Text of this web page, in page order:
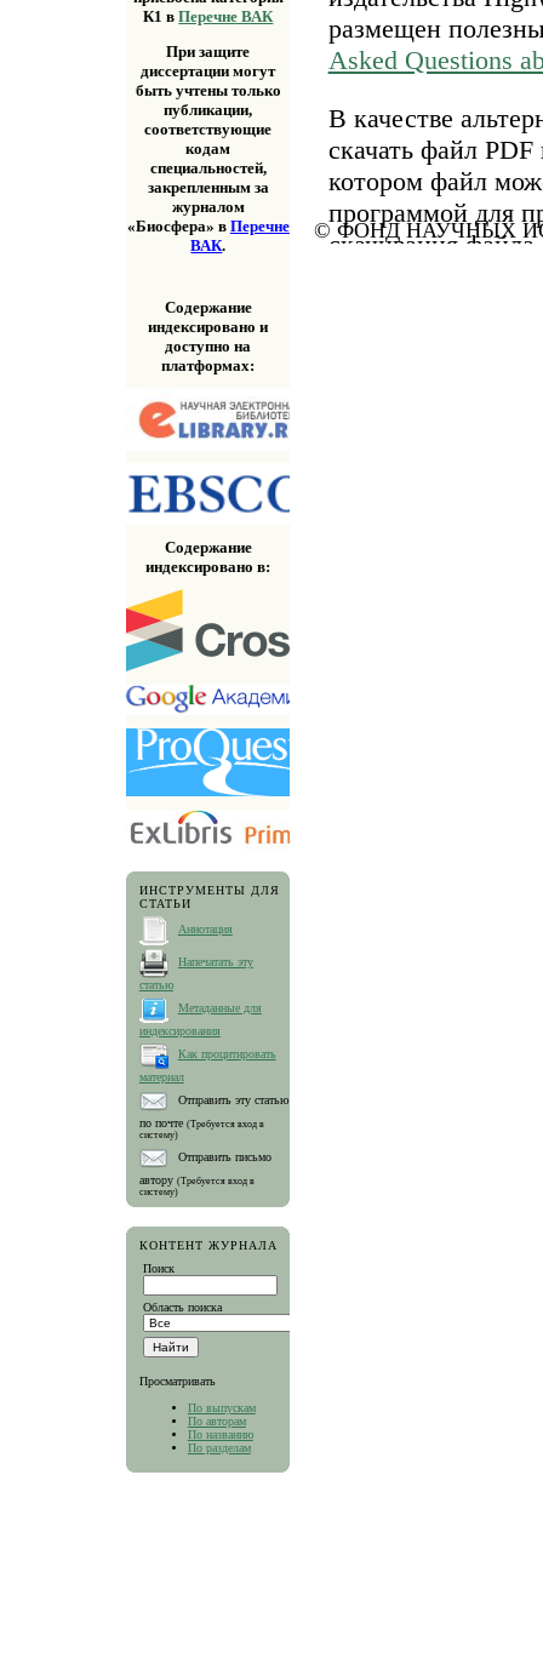
К1 вПеречне ВАК
При защите
диссертации могут
быть учтены только
публикации,
соответствующие
кодам
специальностей,
закрепленным за
журналом
«Биосфера» в Перечне
ВАК.
Содержание
индексировано и
доступно на
платформах:
Содержание
индексировано в:
ИНСТРУМЕНТЫ ДЛЯ
СТАТЬИ
Аннотация
Напечатать эту
статью
Метаданные для
индексирования
Как процитировать
материал
Отправить эту статью
по почте (Требуется вход в
систему)
Отправить письмо
автору (Требуется вход в
систему)
КОНТЕНТ ЖУРНАЛА
Поиск
Область поиска
Просматривать
По выпускам
По авторам
По названию
По разделам
размещен
Asked Questions
В качестве
скачать файл
котором файл
программой для
скачивания
© ФОНД НАУЧНЫХ